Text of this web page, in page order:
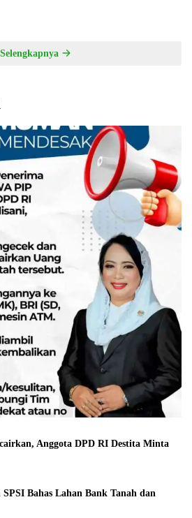
Selengkapnya
Anggota DPD RI Destita Minta
Bahas Lahan Bank Tanah dan